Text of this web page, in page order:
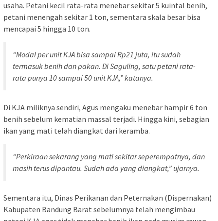
usaha. Petani kecil rata-rata menebar sekitar 5 kuintal benih,
petani menengah sekitar 1 ton, sementara skala besar bisa
mencapai 5 hingga 10 ton.
“Modal per unit KJA bisa sampai Rp21 juta, itu sudah
termasuk benih dan pakan. Di Saguling, satu petani rata-
rata punya 10 sampai 50 unit KJA,” katanya.
Di KJA miliknya sendiri, Agus mengaku menebar hampir 6 ton
benih sebelum kematian massal terjadi. Hingga kini, sebagian
ikan yang mati telah diangkat dari keramba.
“Perkiraan sekarang yang mati sekitar seperempatnya, dan
masih terus dipantau. Sudah ada yang diangkat,” ujarnya.
Sementara itu, Dinas Perikanan dan Peternakan (Dispernakan)
Kabupaten Bandung Barat sebelumnya telah mengimbau